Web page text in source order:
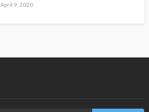
April 9, 2020